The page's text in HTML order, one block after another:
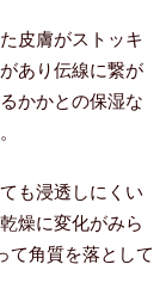
皮膚がストッキ
あり伝線に繋が
かかとの保湿な
も浸透しにくい
燥に変化がみら
て角質を落として